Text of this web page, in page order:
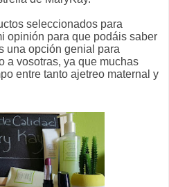
seleccionados para
opinión para que podáis saber
una opción genial para
a vosotras, ya que muchas
entre tanto ajetreo maternal y